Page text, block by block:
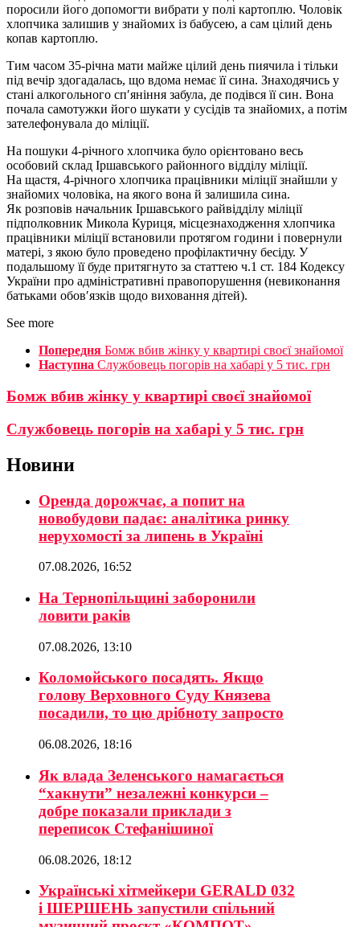
поросили його допомогти вибрати у полі картоплю. Чоловік
хлопчика залишив у знайомих із бабусею, а сам цілий день
копав картоплю.
Тим часом 35-річна мати майже цілий день пиячила і тільки
під вечір здогадалась, що вдома немає її сина. Знаходячись у
стані алкогольного сп′яніння забула, де подівся її син. Вона
почала самотужки його шукати у сусідів та знайомих, а потім
зателефонувала до міліції.
На пошуки 4-річного хлопчика було орієнтовано весь
особовий склад Іршавського районного відділу міліції.
На щастя, 4-річного хлопчика працівники міліції знайшли у
знайомих чоловіка, на якого вона й залишила сина.
Як розповів начальник Іршавського райвідділу міліції
підполковник Микола Куриця, місцезнаходження хлопчика
працівники міліції встановили протягом години і повернули
матері, з якою було проведено профілактичну бесіду. У
подальшому її буде притягнуто за статтею ч.1 ст. 184 Кодексу
України про адміністративні правопорушення (невиконання
батьками обов′язків щодо виховання дітей).
See more
Попередня Бомж вбив жінку у квартирі своєї знайомої
Наступна Службовець погорів на хабарі у 5 тис. грн
Бомж вбив жінку у квартирі своєї знайомої
Службовець погорів на хабарі у 5 тис. грн
Новини
Оренда дорожчає, а попит на
новобудови падає: аналітика ринку
нерухомості за липень в Україні
07.08.2026, 16:52
На Тернопільщині заборонили
ловити раків
07.08.2026, 13:10
Коломойського посадять. Якщо
голову Верховного Суду Князева
посадили, то цю дрібноту запросто
06.08.2026, 18:16
Як влада Зеленського намагається
“хакнути” незалежні конкурси –
добре показали приклади з
переписок Стефанішиної
06.08.2026, 18:12
Українські хітмейкери GERALD 032
і ШЕРШЕНЬ запустили спільний